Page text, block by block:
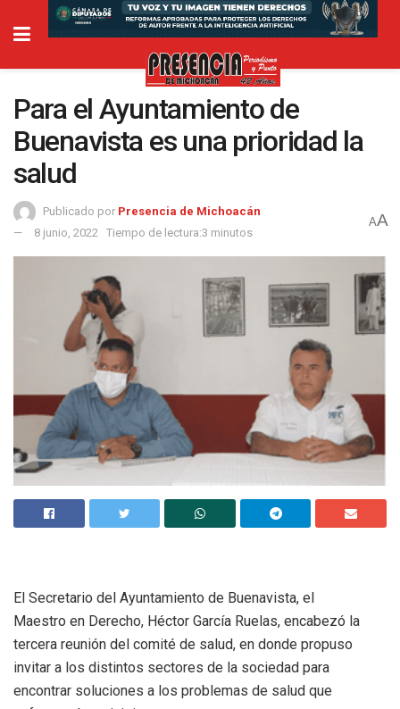
Para el Ayuntamiento de
Buenavista es una prioridad la
salud
Publicado por Presencia de Michoacán
8 junio, 2022
Tiempo de lectura:3 minutos
AA
El Secretario del Ayuntamiento de Buenavista, el
Maestro en Derecho, Héctor García Ruelas, encabezó la
tercera reunión del comité de salud, en donde propuso
invitar a los distintos sectores de la sociedad para
encontrar soluciones a los problemas de salud que